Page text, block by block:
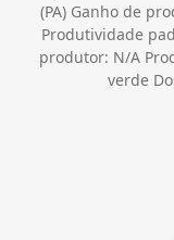
(PA) Ganho de
Produtividade
produtor: N/A
verde